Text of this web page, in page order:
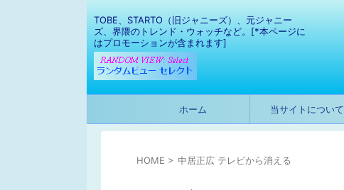
TOBE、STARTO（旧ジャニーズ）、元ジャニー
ズ、界隈のトレンド・ウォッチなど。[*本ページに
はプロモーションが含まれます]
ホーム 当サイトについて
HOME > 中居正広 テレビから消える